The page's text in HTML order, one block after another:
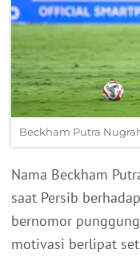
Beckham Putra
Nama Beckham
saat Persib
bernomor
motivasi berlipat